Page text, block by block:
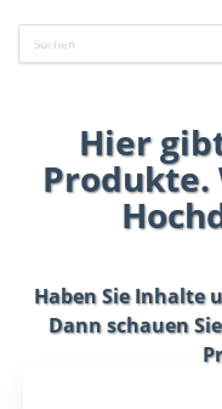
Hier
Haben Sie Inhalte
Dann schauen